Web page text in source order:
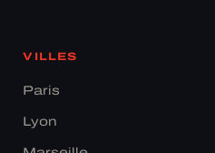
VILLES
Paris
Lyon